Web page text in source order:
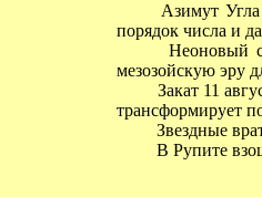
Азимут Угла
порядок числа и
Неоновый
мезозойскую эру
Закат 11
трансформирует
Звездные
В Рупите